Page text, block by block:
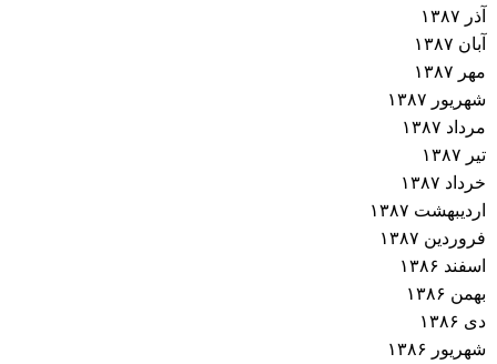
آذر ۱۳۸۷
آبان ۱۳۸۷
مهر ۱۳۸۷
شهریور ۱۳۸۷
مرداد ۱۳۸۷
تیر ۱۳۸۷
خرداد ۱۳۸۷
اردیبهشت ۱۳۸۷
فروردین ۱۳۸۷
اسفند ۱۳۸۶
بهمن ۱۳۸۶
دی ۱۳۸۶
شهریور ۱۳۸۶